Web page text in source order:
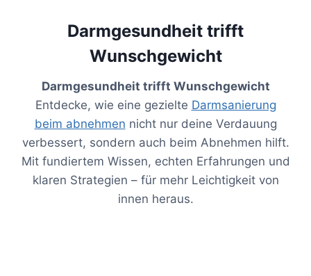
Darmgesundheit trifft
Wunschgewicht
Darmgesundheit trifft Wunschgewicht
Entdecke, wie eine gezielte Darmsanierung
beim abnehmen nicht nur deine Verdauung
verbessert, sondern auch beim Abnehmen hilft.
Mit fundiertem Wissen, echten Erfahrungen und
klaren Strategien – für mehr Leichtigkeit von
innen heraus.